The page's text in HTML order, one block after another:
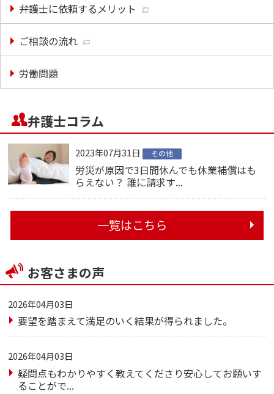
弁護士に依頼するメリット
ご相談の流れ
労働問題
弁護士コラム
2023年07月31日 その他
労災が原因で3日間休んでも休業補償はも
らえない？ 誰に請求す...
一覧はこちら
お客さまの声
2026年04月03日
要望を踏まえて満足のいく結果が得られました。
2026年04月03日
疑問点もわかりやすく教えてくださり安心してお願いす
ることがで...